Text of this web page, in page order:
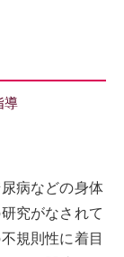
導
病などの身体
究がなされて
規則性に着目